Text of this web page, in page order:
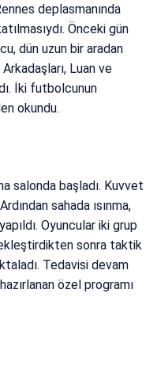
deplasmanında
Önceki gün
dün uzun bir aradan
Luan ve
İki futbolcunun
okundu.
salonda başladı. Kuvvet
sahada ısınma,
Oyuncular iki grup
sonra taktik
Tedavisi devam
özel programı